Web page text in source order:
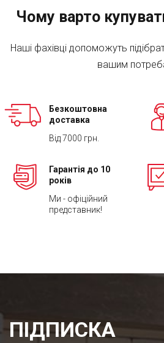
Чому варто
Наші фахівці допоможуть
вашим
Безкоштовна
доставка
Від 7000 грн.
Гарантія до 10
років
Ми - офіційний
представник!
ПІДПИСКА